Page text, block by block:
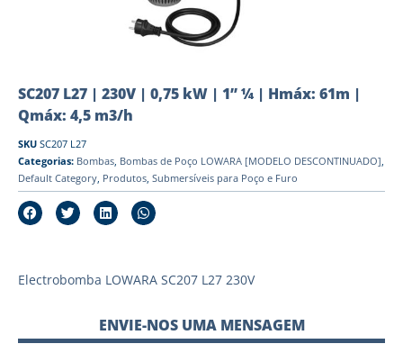
SC207 L27 | 230V | 0,75 kW | 1” ¼ | Hmáx: 61m |
Qmáx: 4,5 m3/h
SKU SC207 L27
Categorias: Bombas, Bombas de Poço LOWARA [MODELO DESCONTINUADO],
Default Category, Produtos, Submersíveis para Poço e Furo
Electrobomba LOWARA SC207 L27 230V
ENVIE-NOS UMA MENSAGEM